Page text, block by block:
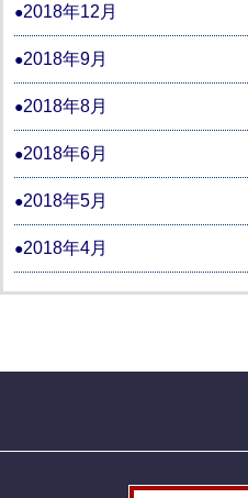
2018年12月
2018年9月
2018年8月
2018年6月
2018年5月
2018年4月